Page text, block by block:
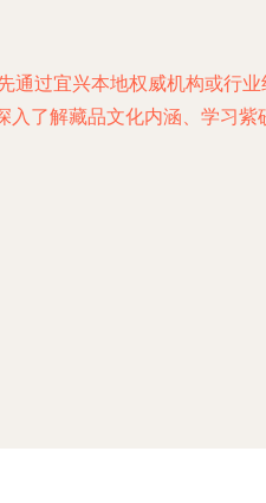
通过宜兴本地权威机构或行
了解藏品文化内涵、学习紫